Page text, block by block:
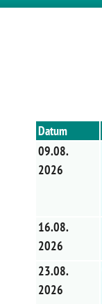
Datum
09.08.
2026
16.08.
2026
23.08.
2026